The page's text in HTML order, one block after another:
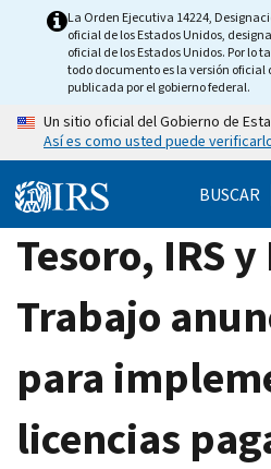
La Orden Ejecutiva 14224,
oficial de los Estados Unidos,
oficial de los Estados Unidos. Por lo
todo documento es la versión
publicada por el gobierno federal.
Un sitio oficial del Gobierno de
Así es como usted puede
BUSCAR
Tesoro, IRS
Trabajo
para
licencias